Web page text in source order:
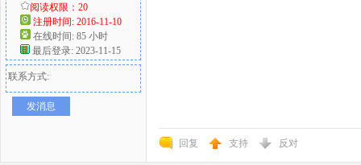
阅读权限：20
注册时间: 2016-11-10
在线时间: 85 小时
最后登录: 2023-11-15
联系方式:
发消息
回复 支持 反对